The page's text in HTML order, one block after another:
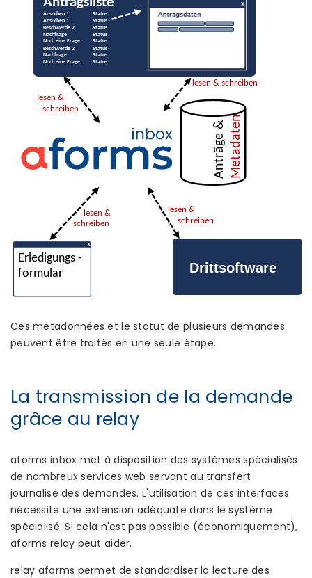
Ces métadonnées et le statut de plusieurs demandes
peuvent être traités en une seule étape.
La transmission de la demande
grâce au relay
aforms inbox met à disposition des systèmes spécialisés
de nombreux services web servant au transfert
journalisé des demandes. L'utilisation de ces interfaces
nécessite une extension adéquate dans le système
spécialisé. Si cela n'est pas possible (économiquement),
aforms relay peut aider.
relay aforms permet de standardiser la lecture des